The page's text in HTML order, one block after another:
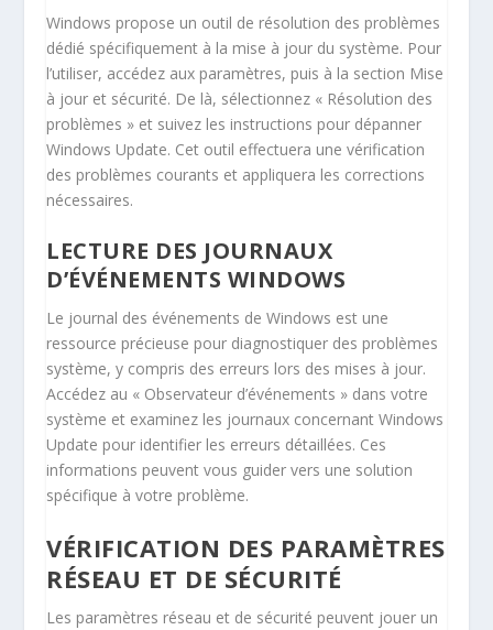
Windows propose un outil de résolution des problèmes
dédié spécifiquement à la mise à jour du système. Pour
l’utiliser, accédez aux paramètres, puis à la section Mise
à jour et sécurité. De là, sélectionnez « Résolution des
problèmes » et suivez les instructions pour dépanner
Windows Update. Cet outil effectuera une vérification
des problèmes courants et appliquera les corrections
nécessaires.
LECTURE DES JOURNAUX
D’ÉVÉNEMENTS WINDOWS
Le journal des événements de Windows est une
ressource précieuse pour diagnostiquer des problèmes
système, y compris des erreurs lors des mises à jour.
Accédez au « Observateur d’événements » dans votre
système et examinez les journaux concernant Windows
Update pour identifier les erreurs détaillées. Ces
informations peuvent vous guider vers une solution
spécifique à votre problème.
VÉRIFICATION DES PARAMÈTRES
RÉSEAU ET DE SÉCURITÉ
Les paramètres réseau et de sécurité peuvent jouer un